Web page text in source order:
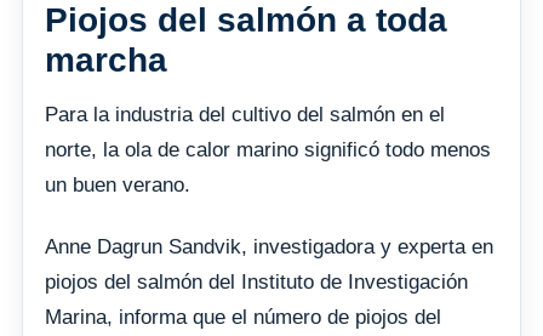
Piojos del salmón a toda
marcha
Para la industria del cultivo del salmón en el
norte, la ola de calor marino significó todo menos
un buen verano.
Anne Dagrun Sandvik, investigadora y experta en
piojos del salmón del Instituto de Investigación
Marina, informa que el número de piojos del